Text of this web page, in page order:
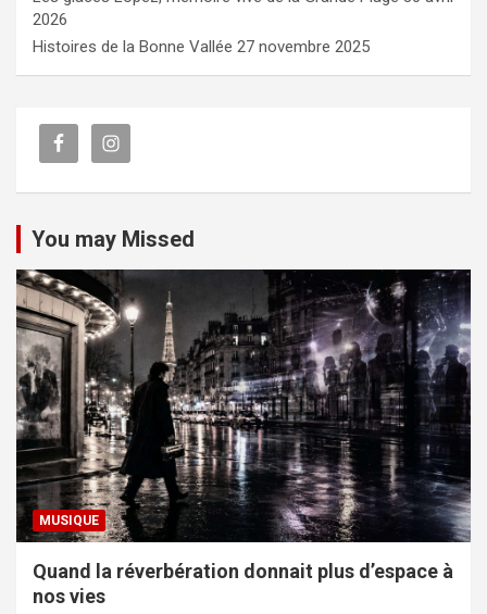
2026
Histoires de la Bonne Vallée 27 novembre 2025
You may Missed
MUSIQUE
Quand la réverbération donnait plus d’espace à
nos vies